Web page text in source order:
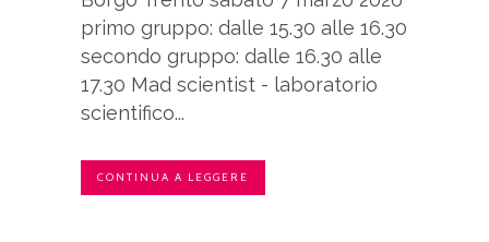
primo gruppo: dalle 15.30 alle 16.30
secondo gruppo: dalle 16.30 alle
17.30 Mad scientist - laboratorio
scientifico...
CONTINUA A LEGGERE